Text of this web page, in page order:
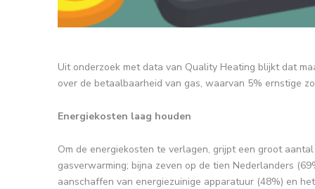
Uit onderzoek met data van Quality Heating blijkt dat
over de betaalbaarheid van gas, waarvan 5% ernstige
Energiekosten laag houden
Om de energiekosten te verlagen, grijpt een groot
gasverwarming; bijna zeven op de tien Nederlanders
aanschaffen van energiezuinige apparatuur (48%) en